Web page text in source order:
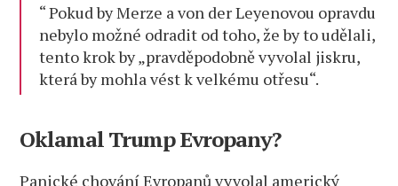
“ Pokud by Merze a von der Leyenovou opravdu
nebylo možné odradit od toho, že by to udělali,
tento krok by „pravděpodobně vyvolal jiskru,
která by mohla vést k velkému otřesu“.
Oklamal Trump Evropany?
Panické chování Evropanů vyvolal americký